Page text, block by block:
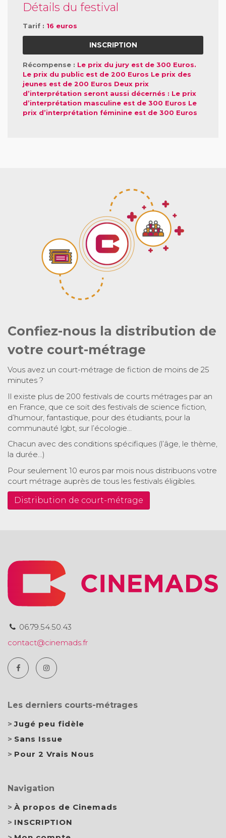
Détails du festival
Tarif : 16 euros
INSCRIPTION
Récompense : Le prix du jury est de 300 Euros.
Le prix du public est de 200 Euros Le prix des
jeunes est de 200 Euros Deux prix
d’interprétation seront aussi décernés : Le prix
d’interprétation masculine est de 300 Euros Le
prix d’interprétation féminine est de 300 Euros
Confiez-nous la distribution de
votre court-métrage
Vous avez un court-métrage de fiction de moins de 25
minutes ?
Il existe plus de 200 festivals de courts métrages par an
en France, que ce soit des festivals de science fiction,
d’humour, fantastique, pour des étudiants, pour la
communauté lgbt, sur l’écologie…
Chacun avec des conditions spécifiques (l’âge, le thème,
la durée…)
Pour seulement 10 euros par mois nous distribuons votre
court métrage auprès de tous les festivals éligibles.
Distribution de court-métrage
06.79.54.50.43
contact@cinemads.fr
Les derniers courts-métrages
Jugé peu fidèle
Sans Issue
Pour 2 Vrais Nous
Navigation
À propos de Cinemads
INSCRIPTION